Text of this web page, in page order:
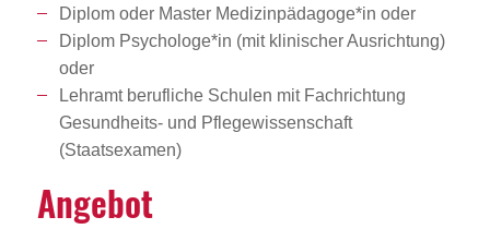
Diplom oder Master Medizinpädagoge*in oder
Diplom Psychologe*in (mit klinischer Ausrichtung)
oder
Lehramt berufliche Schulen mit Fachrichtung
Gesundheits- und Pflegewissenschaft
(Staatsexamen)
Angebot